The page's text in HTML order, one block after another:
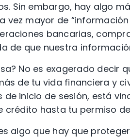
Sin embargo, hay algo
vez mayor de
bancarias,
de que nuestra
No es exagerado decir
de tu vida financiera y
de inicio de sesión, está
crédito hasta tu permiso
algo que hay que